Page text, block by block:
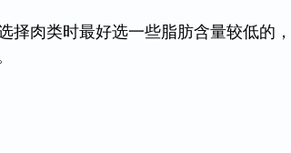
择肉类时最好选一些脂肪含量较低的